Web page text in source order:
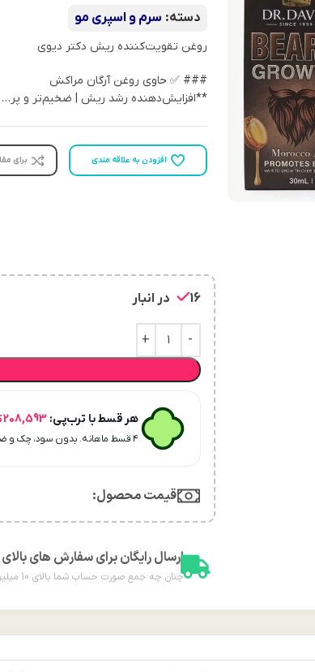
دسته: سرم و اسپری مو
روغن تقویت‌کننده ریش دکتر دیوی
### ✅ حاوی روغن آرگان مراکش
**افزایش‌دهنده رشد ریش | ضخیم‌تر و پر…
افزودن به علاقه مندی برای
16 در انبار
هر قسط با ترب‌پی: 208,593
۴ قسط ماهانه. بدون سود، چک و ضامن.
قیمت محصول:​
ارسال رایگان برای سفارش های بالای 10 میلیون تومان
چنان چه جمع صورت حساب شما بالای 10 میلیون تومان شود هزینه پست برای شما به صورت رایگان محاسبه خواهد شد.